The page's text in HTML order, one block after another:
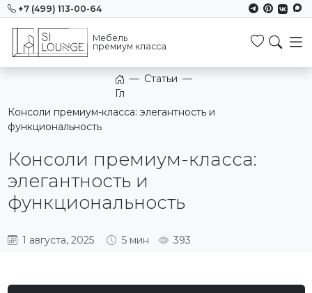
+7 (499) 113-00-64
Мебель
премиум класса
Главная
— Статьи —
Консоли премиум-класса: элегантность и
функциональность
Консоли премиум-класса:
элегантность и
функциональность
1 августа, 2025 5 мин 393